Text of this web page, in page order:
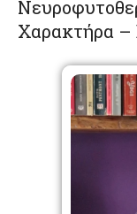
Χαρακτήρα –